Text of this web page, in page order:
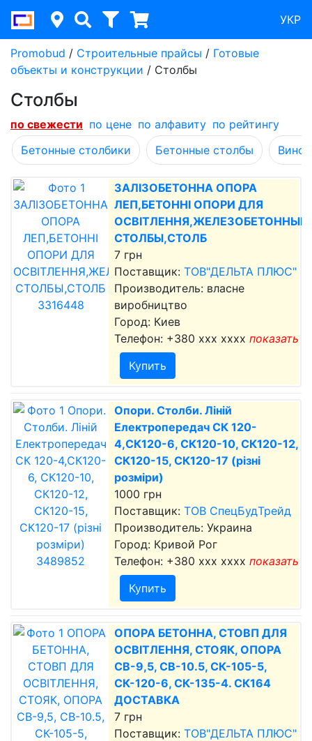
УКР
Promobud / Строительные прайсы / Готовые
объекты и конструкции / Столбы
Столбы
по cвежести по цене по алфавиту по рейтингу
Бетонные столбики
Бетонные столбы
ЗАЛІЗОБЕТОННА ОПОРА
ЛЕП,БЕТОННІ ОПОРИ ДЛЯ
ОСВІТЛЕННЯ,ЖЕЛЕЗОБЕТОННЫЕ
СТОЛБЫ,СТОЛБ
7 грн
Поставщик: ТОВ"ДЕЛЬТА ПЛЮС"
Производитель: власне
виробництво
Город: Киев
Телефон: +380 xxx xxxx показать
Купить
Опори. Столби. Ліній
Електропередач СК 120-
4,СК120-6, СК120-10, СК120-12,
СК120-15, СК120-17 (різні
розміри)
1000 грн
Поставщик: ТОВ СпецБудТрейд
Производитель: Украина
Город: Кривой Рог
Телефон: +380 xxx xxxx показать
Купить
ОПОРА БЕТОННА, СТОВП ДЛЯ
ОСВІТЛЕННЯ, СТОЯК, ОПОРА
СВ-9,5, СВ-10.5, СК-105-5,
СК-120-6, СК-135-4. СК164
ДОСТАВКА
7 грн
Поставщик: ТОВ"ДЕЛЬТА ПЛЮС"